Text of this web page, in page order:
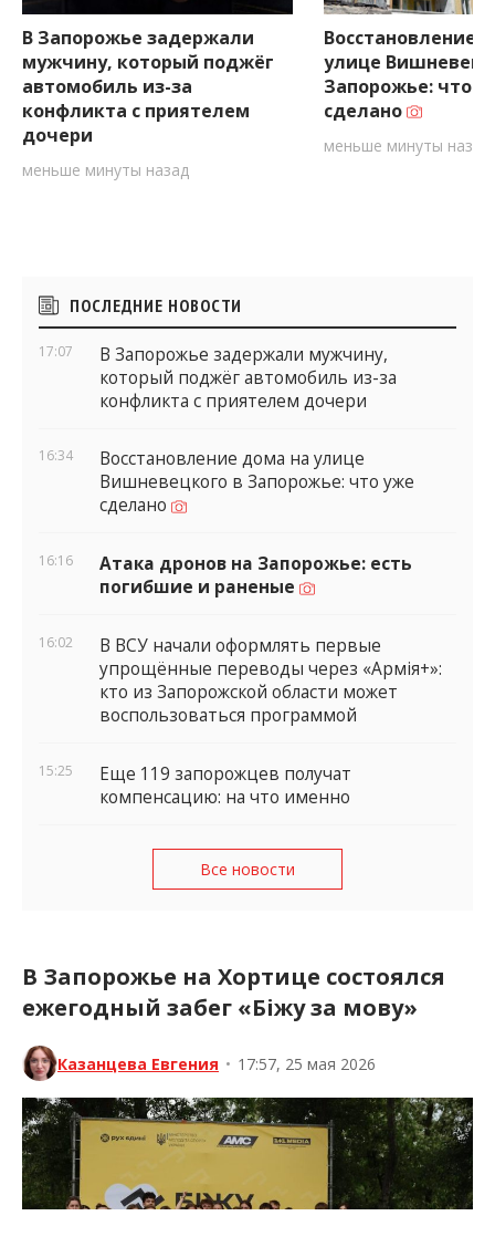
В Запорожье задержали
мужчину, который поджёг
автомобиль из-за
конфликта с приятелем
дочери
меньше минуты назад
Восстановление
улице
Запорожье: что
сделано
меньше минуты назад
Боковые
виджеты
ПОСЛЕДНИЕ НОВОСТИ
17:07
В Запорожье задержали мужчину,
который поджёг автомобиль из-за
конфликта с приятелем дочери
16:34
Восстановление дома на улице
Вишневецкого в Запорожье: что уже
сделано
16:16
Атака дронов на Запорожье: есть
погибшие и раненые
16:02
В ВСУ начали оформлять первые
упрощённые переводы через «Армія+»:
кто из Запорожской области может
воспользоваться программой
15:25
Еще 119 запорожцев получат
компенсацию: на что именно
Все новости
В Запорожье на Хортице состоялся
ежегодный забег «Біжу за мову»
Казанцева Евгения • 17:57, 25 мая 2026